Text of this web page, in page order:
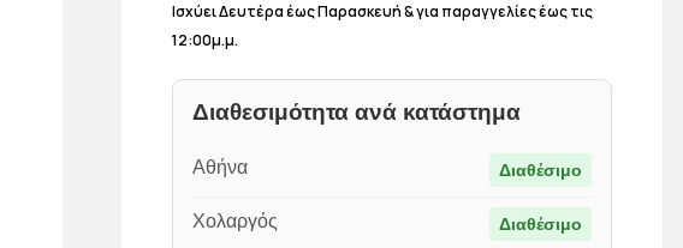
Ισχύει Δευτέρα έως Παρασκευή & για παραγγελίες έως τις
12:00μ.μ.
Διαθεσιμότητα ανά κατάστημα
Αθήνα Διαθέσιμο
Χολαργός Διαθέσιμο